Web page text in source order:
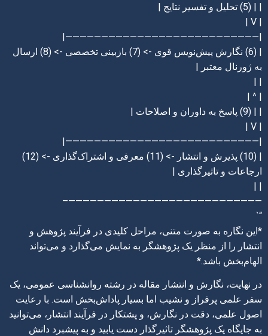
| | (5) تحلیل و تفسیر نتایج |
| V |
|———————————————————————————|
| (6) نگارش پیش‌نویس قوی -> (7) بازبینی تخصصی -> (8) ارسال
به ژورنال معتبر |
| |
| ^ |
| | (9) پاسخ به داوران و اصلاحات |
| V |
|———————————————————————————|
| (10) پذیرش و انتشار -> (11) معرفی و اشتراک‌گذاری -> (12)
ارجاعات و تاثیرگذاری |
| |
———————————————————————————–
“`
*این نگاره به صورت متنی، مراحل کلیدی در فرآیند پژوهش و
انتشار را از منظر یک پژوهشگر به نمایش می‌گذارد و می‌تواند
الهام‌بخش باشد.*
در نهایت، نگارش و انتشار مقاله در رشته روانشناسی عمومی، یک
سفر علمی پرفراز و نشیب اما بسیار پاداش‌بخش است. با رعایت
اصول علمی، دقت در نگارش، و پشتکار در فرآیند انتشار، می‌توانید
به جایگاه یک پژوهشگر تاثیرگذار دست یابید و به پیشبرد دانش